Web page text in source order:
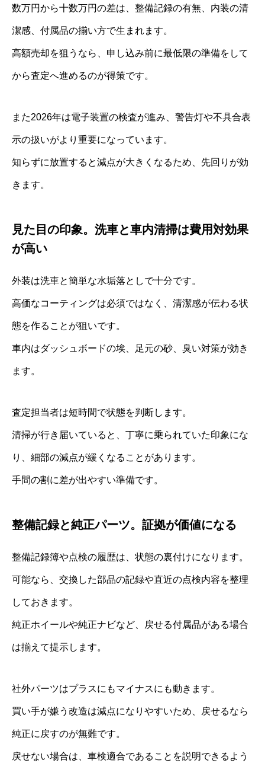
数万円から十数万円の差は、整備記録の有無、内装の清
潔感、付属品の揃い方で生まれます。
高額売却を狙うなら、申し込み前に最低限の準備をして
から査定へ進めるのが得策です。
また2026年は電子装置の検査が進み、警告灯や不具合表
示の扱いがより重要になっています。
知らずに放置すると減点が大きくなるため、先回りが効
きます。
見た目の印象。洗車と車内清掃は費用対効果
が高い
外装は洗車と簡単な水垢落としで十分です。
高価なコーティングは必須ではなく、清潔感が伝わる状
態を作ることが狙いです。
車内はダッシュボードの埃、足元の砂、臭い対策が効き
ます。
査定担当者は短時間で状態を判断します。
清掃が行き届いていると、丁寧に乗られていた印象にな
り、細部の減点が緩くなることがあります。
手間の割に差が出やすい準備です。
整備記録と純正パーツ。証拠が価値になる
整備記録簿や点検の履歴は、状態の裏付けになります。
可能なら、交換した部品の記録や直近の点検内容を整理
しておきます。
純正ホイールや純正ナビなど、戻せる付属品がある場合
は揃えて提示します。
社外パーツはプラスにもマイナスにも動きます。
買い手が嫌う改造は減点になりやすいため、戻せるなら
純正に戻すのが無難です。
戻せない場合は、車検適合であることを説明できるよう